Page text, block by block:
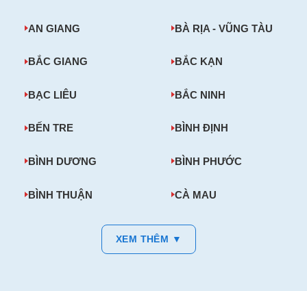
AN GIANG BÀ RỊA - VŨNG TÀU
BẮC GIANG BẮC KẠN
BẠC LIÊU BẮC NINH
BẾN TRE BÌNH ĐỊNH
BÌNH DƯƠNG BÌNH PHƯỚC
BÌNH THUẬN CÀ MAU
XEM THÊM ▼